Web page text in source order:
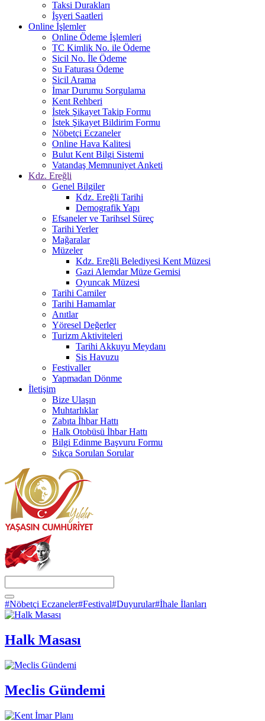
Taksi Durakları
İşyeri Saatleri
Online İşlemler
Online Ödeme İşlemleri
TC Kimlik No. ile Ödeme
Sicil No. İle Ödeme
Su Faturası Ödeme
Sicil Arama
İmar Durumu Sorgulama
Kent Rehberi
İstek Şikayet Takip Formu
İstek Şikayet Bildirim Formu
Nöbetçi Eczaneler
Online Hava Kalitesi
Bulut Kent Bilgi Sistemi
Vatandaş Memnuniyet Anketi
Kdz. Ereğli
Genel Bilgiler
Kdz. Ereğli Tarihi
Demografik Yapı
Efsaneler ve Tarihsel Süreç
Tarihi Yerler
Mağaralar
Müzeler
Kdz. Ereğli Belediyesi Kent Müzesi
Gazi Alemdar Müze Gemisi
Oyuncak Müzesi
Tarihi Camiler
Tarihi Hamamlar
Anıtlar
Yöresel Değerler
Turizm Aktiviteleri
Tarihi Akkuyu Meydanı
Sis Havuzu
Festivaller
Yapmadan Dönme
İletişim
Bize Ulaşın
Muhtarlıklar
Zabıta İhbar Hattı
Halk Otobüsü İhbar Hattı
Bilgi Edinme Başvuru Formu
Sıkça Sorulan Sorular
#Nöbetçi Eczaneler#Festival#Duyurular#İhale İlanları
Halk Masası
Meclis Gündemi